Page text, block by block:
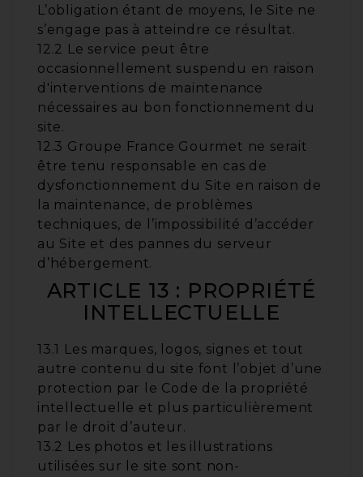
L’obligation étant de moyens, le Site ne
s’engage pas à atteindre ce résultat.
12.2 Le service peut être
occasionnellement suspendu en raison
d'interventions de maintenance
nécessaires au bon fonctionnement du
site.
12.3 Groupe France Gourmet ne serait
être tenu responsable en cas de
dysfonctionnement du Site en raison de
la maintenance, de problèmes
techniques, de l’impossibilité d’accéder
au Site et des pannes du serveur
d’hébergement.
ARTICLE 13 : PROPRIÉTÉ
INTELLECTUELLE
13.1 Les marques, logos, signes et tout
autre contenu du site font l’objet d’une
protection par le Code de la propriété
intellectuelle et plus particulièrement
par le droit d’auteur.
13.2 Les photos et les illustrations
utilisées sur le site sont non-